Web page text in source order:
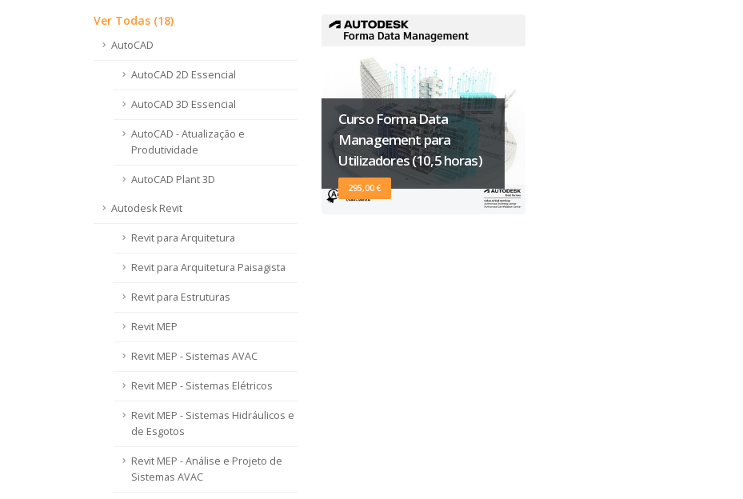
Ver Todas (18)
AutoCAD
AutoCAD 2D Essencial
AutoCAD 3D Essencial
AutoCAD - Atualização e
Produtividade
AutoCAD Plant 3D
Autodesk Revit
Revit para Arquitetura
Revit para Arquitetura Paisagista
Revit para Estruturas
Revit MEP
Revit MEP - Sistemas AVAC
Revit MEP - Sistemas Elétricos
Revit MEP - Sistemas Hidráulicos e
de Esgotos
Revit MEP - Análise e Projeto de
Sistemas AVAC
Curso Forma Data
Management para
Utilizadores (10,5 horas)
295,00 €